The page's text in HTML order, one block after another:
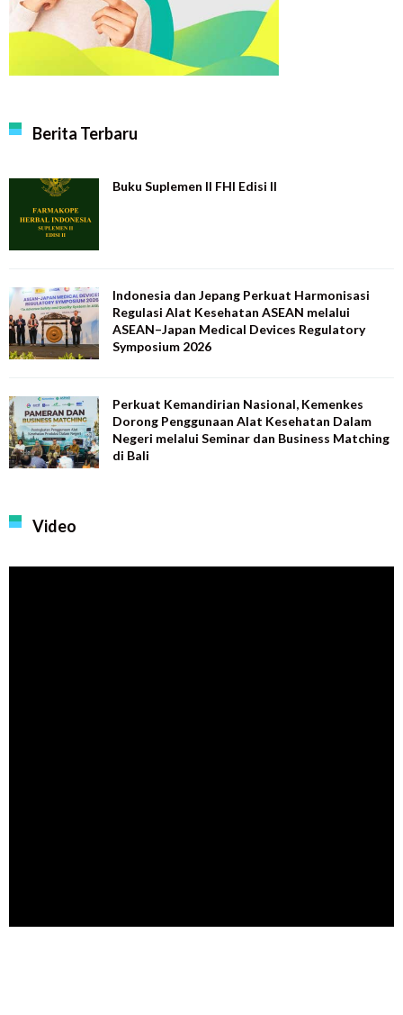
Berita Terbaru
Buku Suplemen II FHI Edisi II
Indonesia dan Jepang Perkuat Harmonisasi
Regulasi Alat Kesehatan ASEAN melalui
ASEAN–Japan Medical Devices Regulatory
Symposium 2026
Perkuat Kemandirian Nasional, Kemenkes
Dorong Penggunaan Alat Kesehatan Dalam
Negeri melalui Seminar dan Business Matching
di Bali
Video